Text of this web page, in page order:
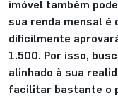
imóvel também
sua renda mensal é
dificilmente
1.500. Por isso,
alinhado à sua
facilitar bastante o